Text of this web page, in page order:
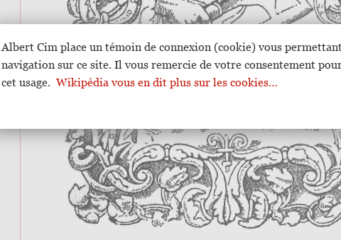
Albert Cim place un témoin de connexion (cookie) vous
navigation sur ce site. Il vous remercie de votre consentement
cet usage. Wikipédia vous en dit plus sur les cookies…